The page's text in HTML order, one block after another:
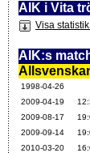
AIK i Vita
Visa
AIK:s
1998-04-26
2009-04-19
2009-08-17
2009-09-14
2010-03-20